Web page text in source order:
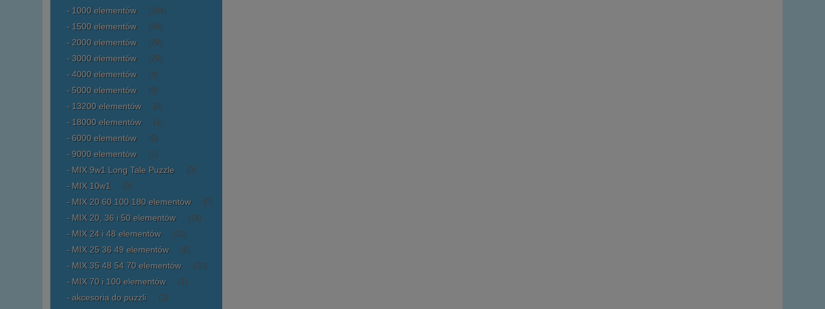
1000 elementów (184)
1500 elementów (40)
2000 elementów (29)
3000 elementów (29)
4000 elementów (4)
5000 elementów (0)
13200 elementów (0)
18000 elementów (1)
6000 elementów (6)
9000 elementów (1)
MIX 9w1 Long Tale Puzzle (0)
MIX 10w1 (0)
MIX 20 60 100 180 elementów (0)
MIX 20, 36 i 50 elementów (14)
MIX 24 i 48 elementów (10)
MIX 25 36 49 elementów (6)
MIX 35 48 54 70 elementów (20)
MIX 70 i 100 elementów (1)
akcesoria do puzzli (2)